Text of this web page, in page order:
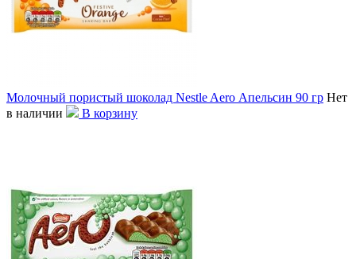
Молочный пористый шоколад Nestle Aero Апельсин 90 гр Нет
в наличии
В корзину